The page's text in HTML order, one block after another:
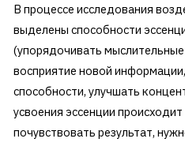
В процессе исследования
выделены способности
(упорядочивать
восприятие новой
способности, улучшать
усвоения эссенции
почувствовать результат,